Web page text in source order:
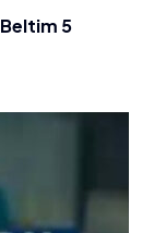
5